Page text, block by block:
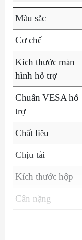
Màu sắc
Cơ chế
Kích thước màn
hình hỗ trợ
Chuẩn VESA hỗ
trợ
Chất liệu
Chịu tải
Kích thước hộp
Cân nặng